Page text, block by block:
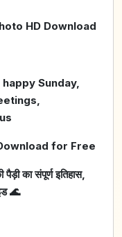
HD Download
Sunday,
for Free
का संपूर्ण इतिहास,
🌊